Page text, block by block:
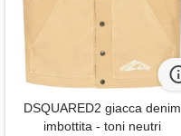
DSQUARED2 giacca denim
imbottita - toni neutri